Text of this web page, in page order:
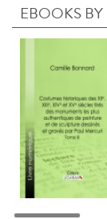
EBOOKS